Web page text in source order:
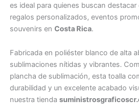
es ideal para quienes buscan
regalos personalizados, eventos
souvenirs en Costa Rica.
Fabricada en poliéster blanco de alta
sublimaciones nítidas y vibrantes.
plancha de sublimación, esta toalla
durabilidad y un excelente acabado
nuestra tienda